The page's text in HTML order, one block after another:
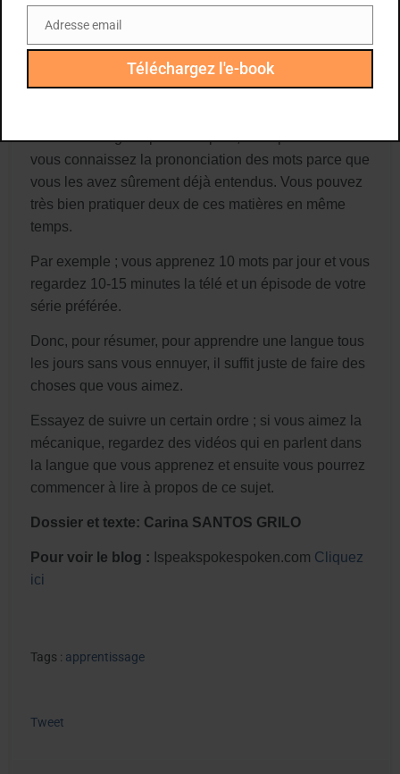
apprenez d’abord le vocabulaire qui normalement est
Analyser comment les gens parlent
comment les gens parlent. Après, vous pouvez lire car
vous connaissez la prononciation des mots parce que
vous les avez sûrement déjà entendus. Vous pouvez
très bien pratiquer deux de ces matières en même
temps.
Par exemple ; vous apprenez 10 mots par jour et vous
regardez 10-15 minutes la télé et un épisode de votre
série préférée.
Donc, pour résumer, pour apprendre une langue tous
les jours sans vous ennuyer, il suffit juste de faire des
choses que vous aimez.
Essayez de suivre un certain ordre ; si vous aimez la
mécanique, regardez des vidéos qui en parlent dans
la langue que vous apprenez et ensuite vous pourrez
commencer à lire à propos de ce sujet.
Dossier et texte: Carina SANTOS GRILO
Pour voir le blog : Ispeakspokespoken.com Cliquez
ici
Tags : apprentissage
Tweet
Email
Adresse email
Téléchargez l'e-book